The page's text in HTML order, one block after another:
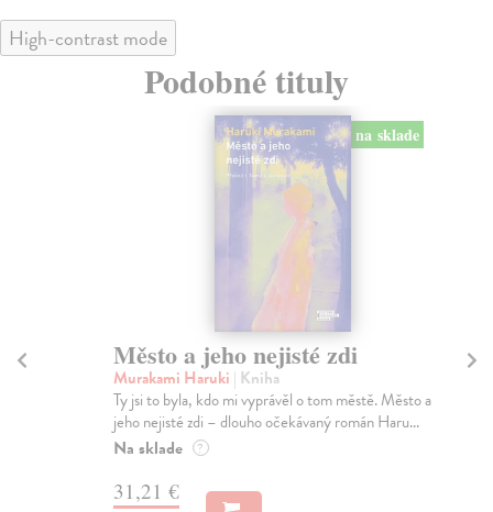
High-contrast mode
Podobné tituly
na sklade
Město a jeho nejisté zdi
Murakami Haruki| Kniha
Ty jsi to byla, kdo mi vyprávěl o tom městě. Město a
jeho nejisté zdi – dlouho očekávaný román Haru...
Na sklade ?
31,21 €